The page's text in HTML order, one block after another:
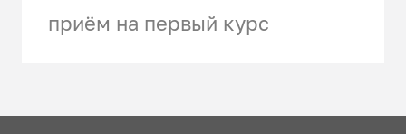
в правоохранительных органах
приём на первый курс